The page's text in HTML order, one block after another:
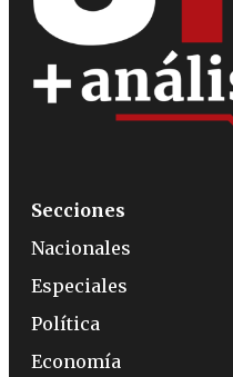
Secciones
Nacionales
Especiales
Política
Economía